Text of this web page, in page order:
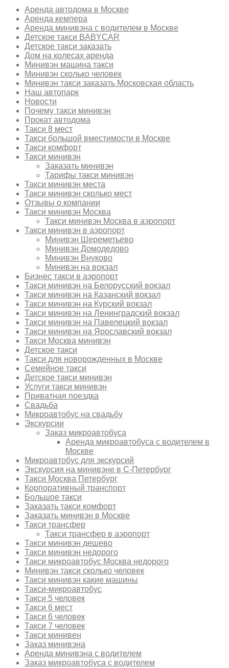
Аренда автодома в Москве
Аренда кемпера
Аренда минивэна с водителем в Москве
Детское такси BABYCAR
Детское такси заказать
Дом на колесах аренда
Минивэн машина такси
Минивэн сколько человек
Минивэн такси заказать Московская область
Наш автопарк
Новости
Почему такси минивэн
Прокат автодома
Такси 8 мест
Такси большой вместимости в Москве
Такси комфорт
Такси минивэн
Заказать минивэн
Тарифы такси минивэн
Такси минивэн места
Такси минивэн сколько мест
Отзывы о компании
Такси минивэн Москва
Такси минивэн Москва в аэропорт
Такси минивэн в аэропорт
Минивэн Шереметьево
Минивэн Домодедово
Минивэн Внуково
Минивэн на вокзал
Бизнес такси в аэропорт
Такси минивэн на Белорусский вокзал
Такси минивэн на Казанский вокзал
Такси минивэн на Курский вокзал
Такси минивэн на Ленинградский вокзал
Такси минивэн на Павелецкий вокзал
Такси минивэн на Ярославский вокзал
Такси Москва минивэн
Детское такси
Такси для новорожденных в Москве
Семейное такси
Детское такси минивэн
Услуги такси минивэн
Приватная поездка
Свадьба
Микроавтобус на свадьбу
Экскурсии
Заказ микроавтобуса
Аренда микроавтобуса с водителем в
Москве
Микроавтобус для экскурсий
Экскурсия на минивэне в С-Петербург
Такси Москва Петербург
Корпоративный транспорт
Большое такси
Заказать такси комфорт
Заказать минивэн в Москве
Такси трансфер
Такси трансфер в аэропорт
Такси минивэн дешево
Такси минивэн недорого
Такси микроавтобус Москва недорого
Минивэн такси сколько человек
Такси минивэн какие машины
Такси-микроавтобус
Такси 5 человек
Такси 6 мест
Такси 6 человек
Такси 7 человек
Такси минивен
Заказ минивэна
Аренда минивэна с водителем
Заказ микроавтобуса с водителем